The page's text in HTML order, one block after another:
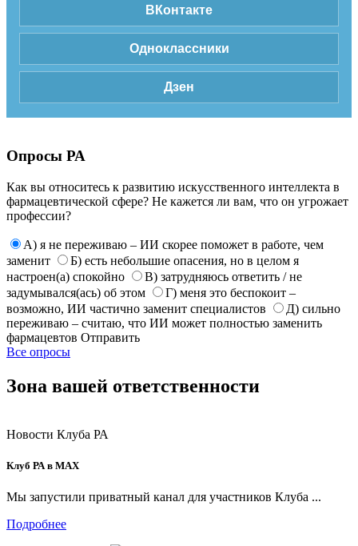
ВКонтакте
Одноклассники
Дзен
Опросы РА
Как вы относитесь к развитию искусственного интеллекта в
фармацевтической сфере? Не кажется ли вам, что он угрожает
профессии?
А) я не переживаю – ИИ скорее поможет в работе, чем
заменит
Б) есть небольшие опасения, но в целом я
настроен(а) спокойно
В) затрудняюсь ответить / не
задумывался(ась) об этом
Г) меня это беспокоит –
возможно, ИИ частично заменит специалистов
Д) сильно
переживаю – считаю, что ИИ может полностью заменить
фармацевтов Отправить
Все опросы
Зона вашей ответственности
Новости Клуба РА
Клуб РА в MAX
Мы запустили приватный канал для участников Клуба ...
Подробнее